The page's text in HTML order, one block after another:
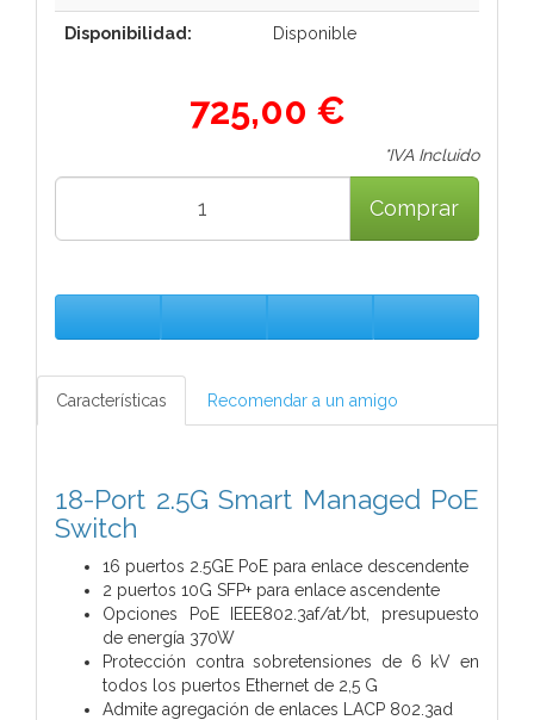
Disponibilidad: Disponible
725,00 €
*IVA Incluido
Comprar
Características Recomendar a un amigo
18-Port 2.5G Smart Managed PoE
Switch
16 puertos 2.5GE PoE para enlace descendente
2 puertos 10G SFP+ para enlace ascendente
Opciones PoE IEEE802.3af/at/bt, presupuesto
de energía 370W
Protección contra sobretensiones de 6 kV en
todos los puertos Ethernet de 2,5 G
Admite agregación de enlaces LACP 802.3ad